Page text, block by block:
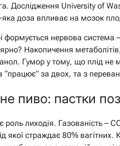
Дослідження University of
яка доза впливає на мозок
формується нервова система
Накопичення
Гумор у тому, що плід не
за двох, та з
пиво: пастки
роль лиходія. Газованість –
якої страждає 80% вагітних.